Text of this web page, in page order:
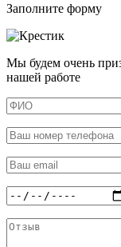
Заполните форму
Мы будем очень
нашей работе